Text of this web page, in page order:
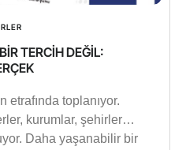
TERCİH DEĞİL:
etrafında toplanıyor.
kurumlar, şehirler…
Daha yaşanabilir bir